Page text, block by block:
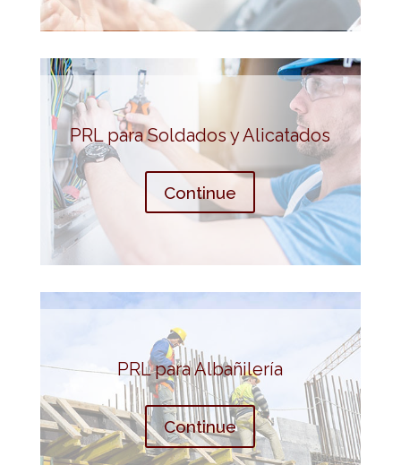
PRL para Soldados y Alicatados
Continue
PRL para Albañilería
Continue